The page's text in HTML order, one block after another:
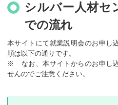
シルバー人材セ
での流れ
本サイトにて就業説明会のお申し
順は以下の通りです。
※ なお、本サイトからのお申し
せんのでご注意ください。